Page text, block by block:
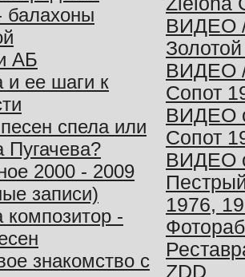
балахоны
АБ
и ее шаги к
спела или
Пугачева?
2000 - 2009
записи)
композитор -
знакомство с
ВИДЕО
ВИДЕО
Сопот
ВИДЕО
Сопот
ВИДЕО
1976,
ZDD